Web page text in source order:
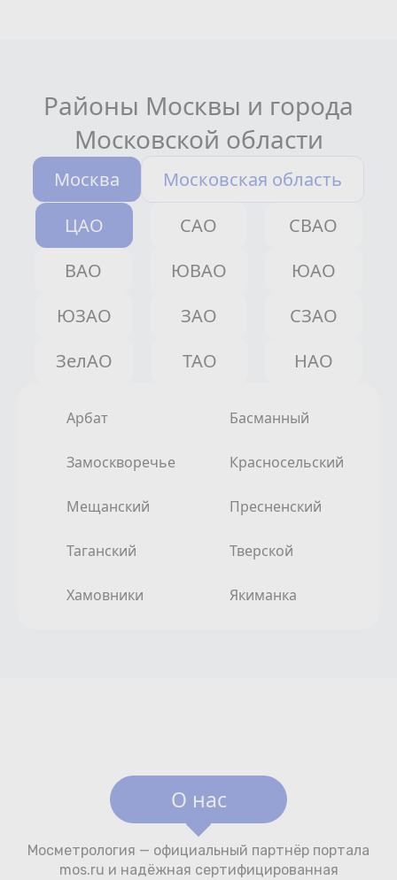
Районы Москвы и города
Московской области
Москва
Московская область
ЦАО
САО
СВАО
ВАО
ЮВАО
ЮАО
ЮЗАО
ЗАО
СЗАО
ЗелАО
ТАО НАО
Арбат Басманный
Замоскворечье Красносельский
Мещанский Пресненский
Таганский Тверской
Хамовники Якиманка
О нас
Мосметрология — официальный партнёр портала
mos.ru и надёжная сертифицированная